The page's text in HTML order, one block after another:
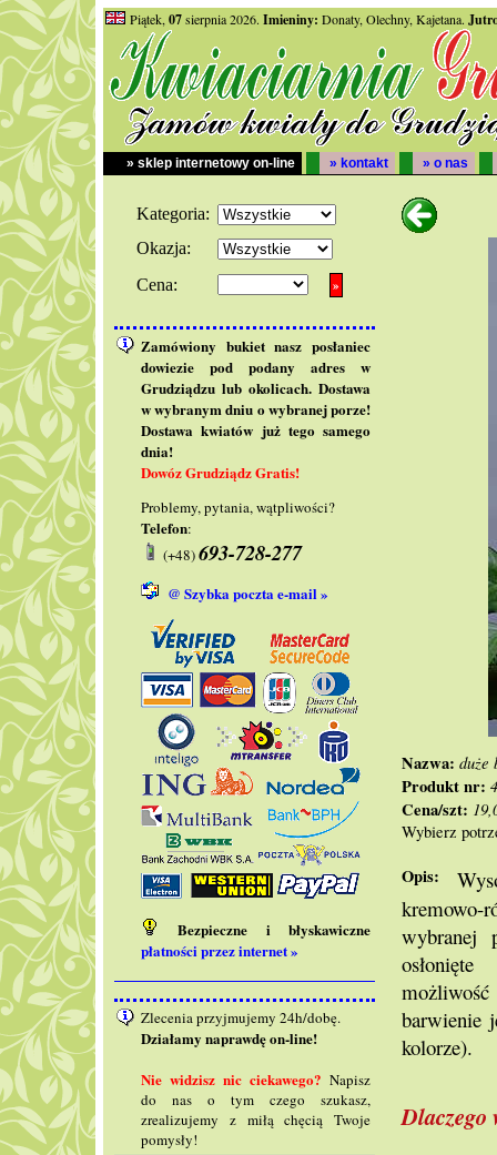
Piątek, 07sierpnia 2026. Imieniny: Donaty, Olechny, Kajetana.
» sklep internetowy on-line » kontakt » o nas
Kategoria:
Okazja:
Cena:
Zamówiony bukiet nasz posłaniec
dowiezie pod podany adres w
Grudziądzu lub okolicach. Dostawa
w wybranym dniu o wybranej porze!
Dostawa kwiatów już tego samego
dnia!
Dowóz Grudziądz Gratis!
Problemy, pytania, wątpliwości?
Telefon:
(+48)693-728-277
@ Szybka poczta e-mail »
Bezpieczne i błyskawiczne
płatności przez internet »
Zlecenia przyjmujemy 24h/dobę.
Działamy naprawdę on-line!
Nie widzisz nic ciekawego? Napisz
do nas o tym czego szukasz,
zrealizujemy z miłą chęcią Twoje
pomysły!
Nazwa: duże
Produkt nr:
Cena/szt:
Wybierz
Opis:
wybranej
barwienie
kolorze).
Dlaczego